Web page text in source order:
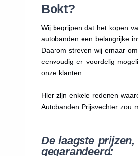
Bokt?
Wij begrijpen dat het kopen
autobanden een belangrijke
Daarom streven wij ernaar
eenvoudig en voordelig
onze klanten.
Hier zijn enkele redenen
Autobanden Prijsvechter zou
De laagste prijzen,
gegarandeerd: